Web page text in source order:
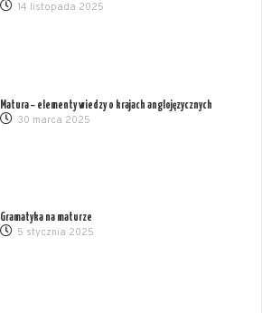
14 listopada 2025
Matura – elementy wiedzy o krajach anglojęzycznych
30 marca 2025
Gramatyka na maturze
5 stycznia 2025